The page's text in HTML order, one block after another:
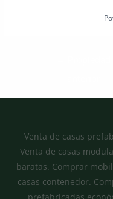
Venta de casas
Venta de casas
baratas. Comprar
casas contenedor.